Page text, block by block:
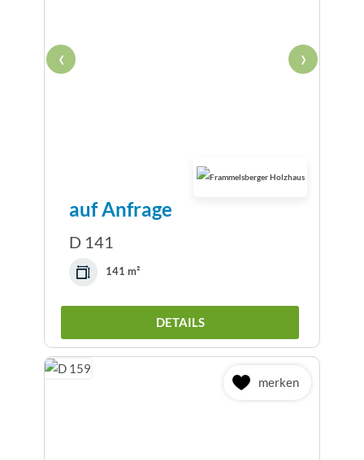
‹ ›
auf Anfrage
D 141
141 m²
DETAILS
merken